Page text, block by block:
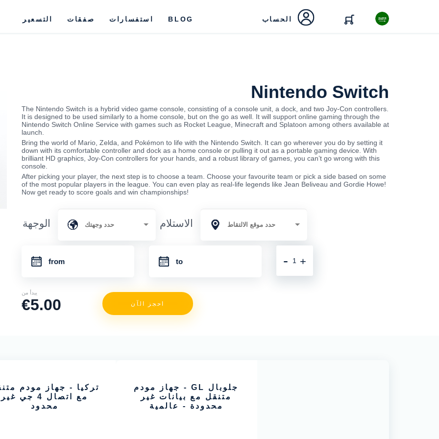
التسعير صفقات استفسارات BLOG الحساب
Nintendo Switch
The Nintendo Switch is a hybrid video game console, consisting of a console unit, a dock, and two Joy-Con controllers.
It is designed to be used similarly to a home console, but on the go as well. It will support online gaming through the
Nintendo Switch Online Service with games such as Rocket League, Minecraft and Splatoon among others available at
launch.
Bring the world of Mario, Zelda, and Pokémon to life with the Nintendo Switch. It can go wherever you do by setting it
down with its comfortable controller and dock as a home console or pulling it out as a portable gaming device. With
brilliant HD graphics, Joy-Con controllers for your hands, and a robust library of games, you can’t go wrong with this
console.
After picking your player, the next step is to choose a team. Choose your favourite team or pick a side based on some
of the most popular players in the league. You can even play as real-life legends like Jean Beliveau and Gordie Howe!
Now get ready to score goals and win championships!
الوجهة الاستلام
+
-
يبدأ من
€5.00 احجز الآن
تركيا - جهاز مودم
مع اتصال 4 جي غير
محدود
جلوبال GL - جهاز مودم
متنقل مع بيانات غير
محدودة - عالمية